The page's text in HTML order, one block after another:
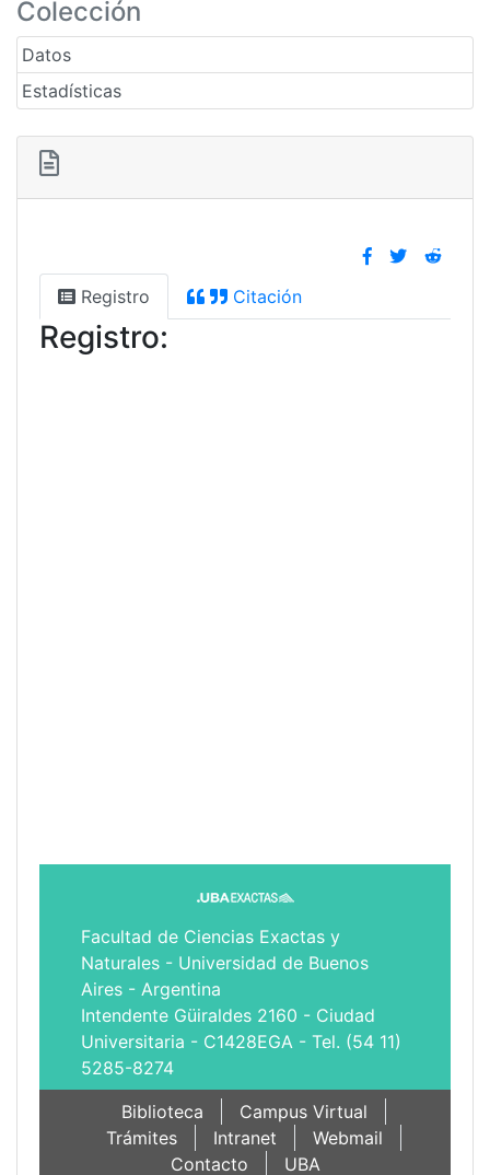
Colección
Datos
Estadísticas
Registro Citación
Registro:
Facultad de Ciencias Exactas y
Naturales - Universidad de Buenos
Aires - Argentina
Intendente Güiraldes 2160 - Ciudad
Universitaria - C1428EGA - Tel. (54 11)
5285-8274
Biblioteca
Campus Virtual
Trámites
Intranet
Webmail
Contacto
UBA